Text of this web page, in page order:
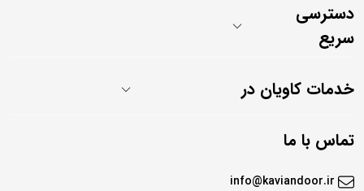
دسترسی
سریع
خدمات کاویان در
تماس با ما
info@kaviandoor.ir